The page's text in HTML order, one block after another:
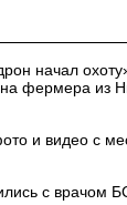
начал
на фермера из
и видео с
с врачом